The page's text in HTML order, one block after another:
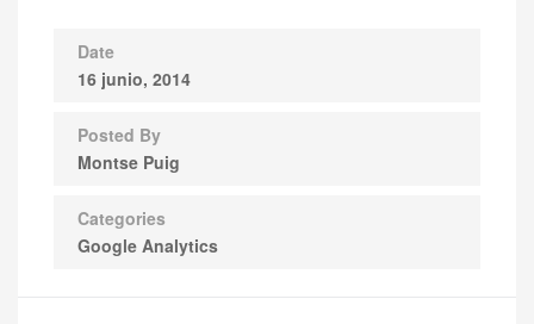
Date
16 junio, 2014
Posted By
Montse Puig
Categories
Google Analytics